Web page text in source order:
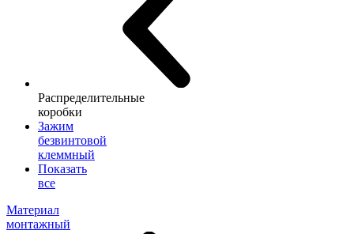
Распределительные
коробки
Зажим
безвинтовой
клеммный
Показать
все
Материал
монтажный